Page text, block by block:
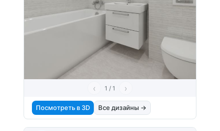
‹ 1 / 1 ›
Посмотреть в 3D Все дизайны →